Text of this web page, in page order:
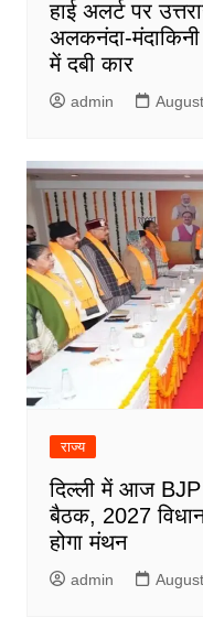
हाई अलर्ट पर
अलकनंदा-
में दबी कार
admin
राज्य
दिल्ली में आज
बैठक, 2027
होगा मंथन
admin